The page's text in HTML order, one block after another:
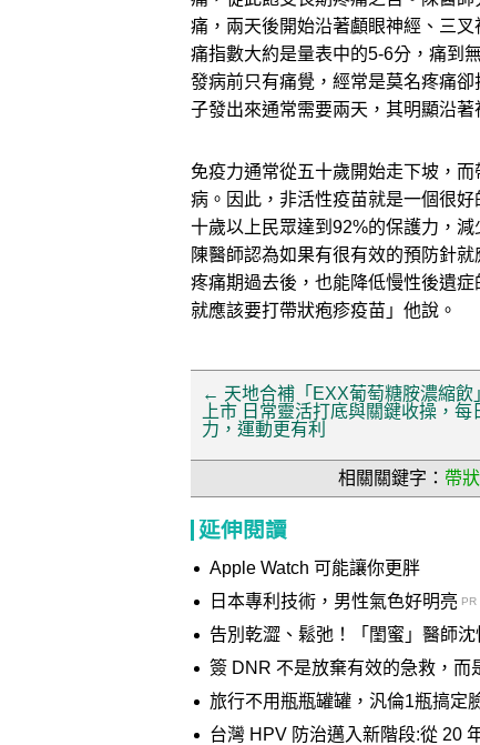
痛，兩天後開始沿著顱眼神經、三
痛指數大約是量表中的5-6分，痛到
發病前只有痛覺，經常是莫名疼痛
子發出來通常需要兩天，其明顯沿
免疫力通常從五十歲開始走下坡，
病。因此，非活性疫苗就是一個很
十歲以上民眾達到92%的保護力，
陳醫師認為如果有很有效的預防針
疼痛期過去後，也能降低慢性後遺
就應該要打帶狀疱疹疫苗」他說。
← 天地合補「EXX葡萄糖胺濃縮飲
上市 日常靈活打底與關鍵收操，每
力，運動更有利
相關關鍵字： 帶
延伸閱讀
Apple Watch 可能讓你更胖
日本專利技術，男性氣色好明亮 PR
告別乾澀、鬆弛！「閨蜜」醫師
簽 DNR 不是放棄有效的急救，而
旅行不用瓶瓶罐罐，汎倫1瓶搞定
台灣 HPV 防治邁入新階段:從 20